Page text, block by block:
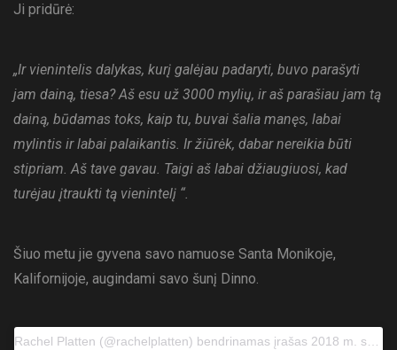
Ji pridūrė:
„Ir vienintelis dalykas, kurį galėjau padaryti, buvo parašyti
jam dainą, tiesa? Aš esu už 3000 mylių, ir aš parašiau jam tą
dainą, būdamas toks, kaip tu, buvai šalia manęs, labai
mylintis ir labai palaikantis. Ir žiūrėk, dabar nereikia būti
stipriam. Aš tave gavau. Taigi aš labai džiaugiuosi, kad
turėjau įtraukti tą vienintelį “.
Šiuo metu jie gyvena savo namuose Santa Monikoje,
Kalifornijoje, augindami savo šunį Dinno.
Rachel Platten (@rachelplatten) bendrinamas įrašas 2018 m. sausio 16 d., 11.52 val., PST